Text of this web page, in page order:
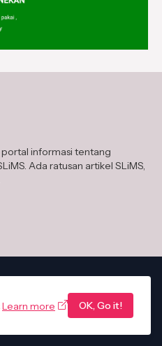
informasi tentang
Ada ratusan artikel SLiMS,
Zaemakhrus
Contact UsToS
Learn more OK, Go it!